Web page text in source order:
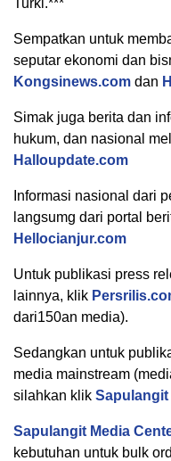
Turki.***
Sempatkan untuk
seputar ekonomi dan
Kongsinews.com dan
Simak juga berita dan
hukum, dan nasional
Halloupdate.com
Informasi nasional dari
langsumg dari portal
Hellocianjur.com
Untuk publikasi press
lainnya, klik
dari150an media).
Sedangkan untuk
media mainstream
silahkan klik
Sapulangit Media
kebutuhan untuk bulk